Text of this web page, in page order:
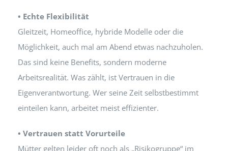
• Echte Flexibilität
Gleitzeit, Homeoffice, hybride Modelle oder die
Möglichkeit, auch mal am Abend etwas nachzuholen.
Das sind keine Benefits, sondern moderne
Arbeitsrealität. Was zählt, ist Vertrauen in die
Eigenverantwortung. Wer seine Zeit selbstbestimmt
einteilen kann, arbeitet meist effizienter.
• Vertrauen statt Vorurteile
Mütter gelten leider oft noch als „Risikogruppe“ im